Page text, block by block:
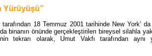
Yürüyüşü”
18 Temmuz 2001 tarihinde New York’
binanın önünde gerçekleştirilen bireysel silahla
tekrarı olarak, Umut Vakfı tarafından aynı